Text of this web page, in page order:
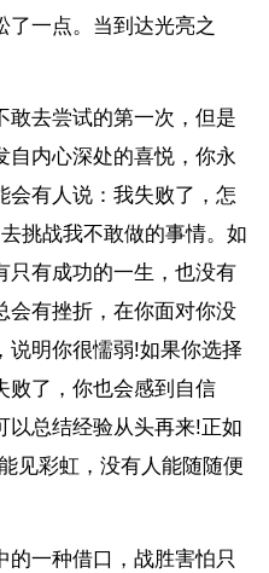
了一点。当到达光亮之
敢去尝试的第一次，但是
自内心深处的喜悦，你永
会有人说：我失败了，怎
挑战我不敢做的事情。如
只有成功的一生，也没有
会有挫折，在你面对你没
说明你很懦弱!如果你选择
败了，你也会感到自信
以总结经验从头再来!正如
见彩虹，没有人能随随便
的一种借口，战胜害怕只